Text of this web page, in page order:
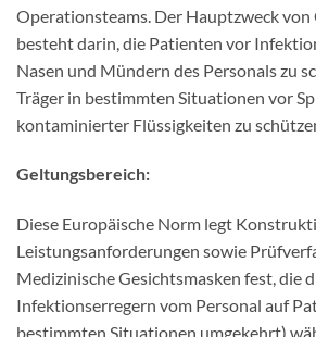
Operationsteams. Der Hauptzweck
besteht darin, die Patienten vor
Nasen und Mündern des Personals zu
Träger in bestimmten Situationen vor
kontaminierter Flüssigkeiten zu
Geltungsbereich:
Diese Europäische Norm legt
Leistungsanforderungen sowie
Medizinische Gesichtsmasken fest, die
Infektionserregern vom Personal auf
bestimmten Situationen umgekehrt)